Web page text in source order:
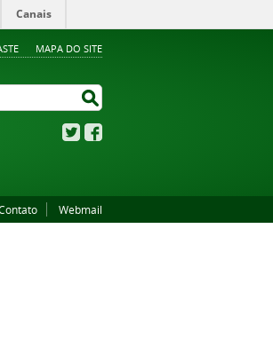
MAPA DO SITE
Canais
Twitter
Webmail